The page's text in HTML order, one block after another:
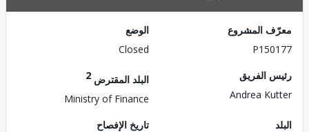
المشروع
الفريق
Andrea
البلد المقترض
Ministry of Finance
تاريخ الإفصاح